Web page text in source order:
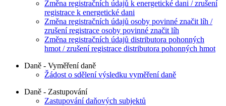
Změna registračních údajů k energetické dani / zrušení
registrace k energetické dani
Změna registračních údajů osoby povinné značit líh /
zrušení registrace osoby povinné značit líh
Změna registračních údajů distributora pohonných
hmot / zrušení registrace distributora pohonných hmot
Daně - Vyměření daně
Žádost o sdělení výsledku vyměření daně
Daně - Zastupování
Zastupování daňových subjektů